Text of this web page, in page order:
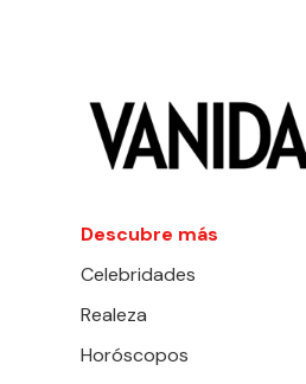
Descubre más
Celebridades
Realeza
Horóscopos